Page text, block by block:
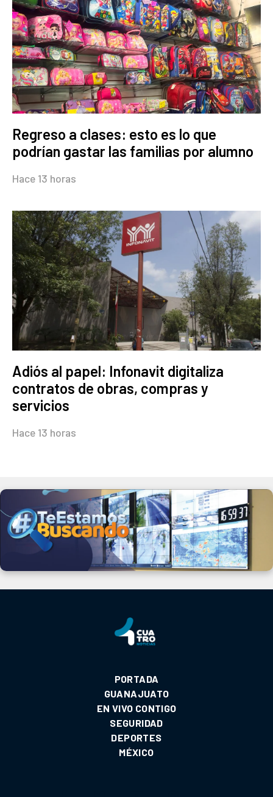
Regreso a clases: esto es lo que
podrían gastar las familias por alumno
Hace 13 horas
Adiós al papel: Infonavit digitaliza
contratos de obras, compras y
servicios
Hace 13 horas
PORTADA
GUANAJUATO
EN VIVO CONTIGO
SEGURIDAD
DEPORTES
MÉXICO